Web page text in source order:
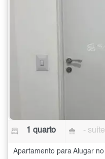
1 quarto - suíte